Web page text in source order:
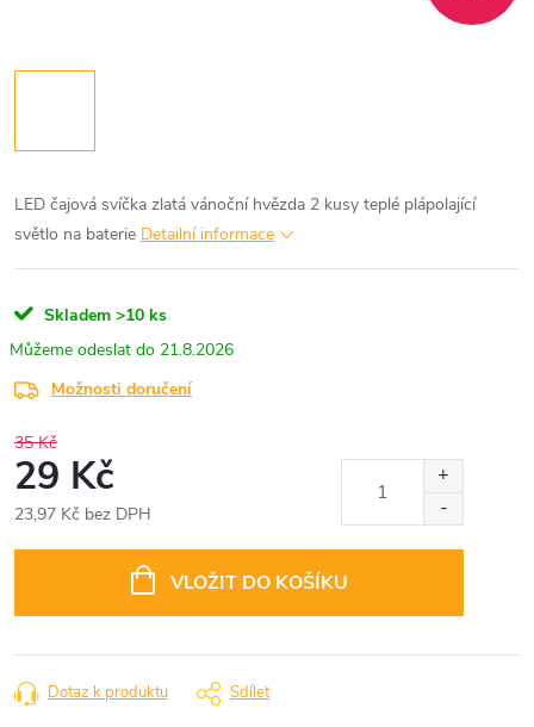
LED čajová svíčka zlatá vánoční hvězda 2 kusy teplé plápolající
světlo na baterie Detailní informace
Skladem >10 ks
21.8.2026
Možnosti doručení
35 Kč
29 Kč
23,97 Kč bez DPH
VLOŽIT DO KOŠÍKU
Dotaz k produktu Sdílet